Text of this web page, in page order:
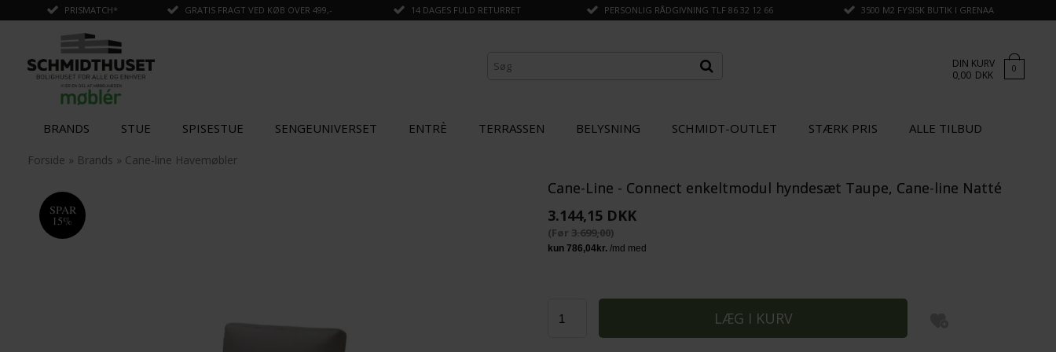
PRISMATCH* GRATIS FRAGT VED KØB OVER 499,- 14 DAGES FULD RETURRET PERSONLIG RÅDGIVNING TLF 86 32 12 66 3500 M2 FYSISK BUTIK I GRENAA
DIN KURV
0,00 DKK 0
BRANDS STUE SPISESTUE SENGEUNIVERSET ENTRÈ TERRASSEN BELYSNING SCHMIDT-OUTLET STÆRK PRIS ALLE TILBUD
✓Tilføjet til kurv
ANDRE KØBTE OGSÅ
SPAR
Forside » Brands » Cane-line Havemøbler
SPAR
15%
Cane-Line - Connect enkeltmodul hyndesæt Taupe, Cane-line Natté
3.144,15 DKK
(Før 3.699,00)